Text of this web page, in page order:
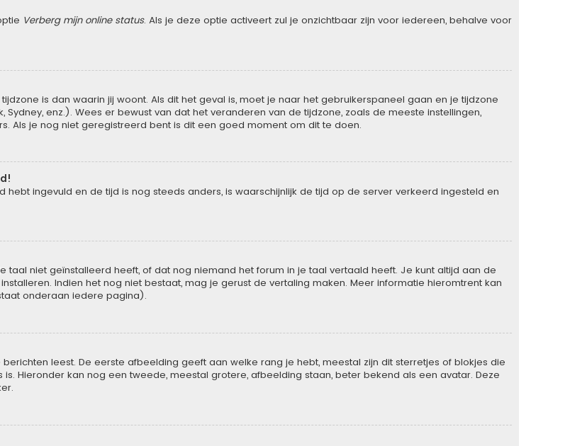
Verberg mijn online status. Als je deze optie activeert zul je onzichtbaar zijn voor iedereen, behalve voor
is dan waarin jij woont. Als dit het geval is, moet je naar het gebruikerspaneel gaan en je tijdzone
enz.). Wees er bewust van dat het veranderen van de tijdzone, zoals de meeste instellingen,
Als je nog niet geregistreerd bent is dit een goed moment om dit te doen.
ingevuld en de tijd is nog steeds anders, is waarschijnlijk de tijd op de server verkeerd ingesteld en
niet geïnstalleerd heeft, of dat nog niemand het forum in je taal vertaald heeft. Je kunt altijd aan de
Indien het nog niet bestaat, mag je gerust de vertaling maken. Meer informatie hieromtrent kan
onderaan iedere pagina).
leest. De eerste afbeelding geeft aan welke rang je hebt, meestal zijn dit sterretjes of blokjes die
Hieronder kan nog een tweede, meestal grotere, afbeelding staan, beter bekend als een avatar. Deze